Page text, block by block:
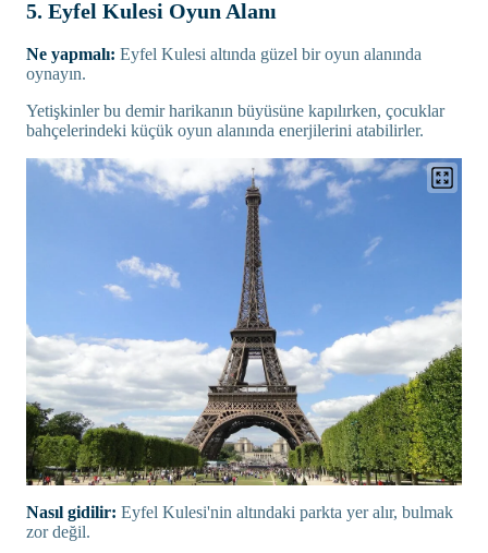
5. Eyfel Kulesi Oyun Alanı
Ne yapmalı: Eyfel Kulesi altında güzel bir oyun alanında
oynayın.
Yetişkinler bu demir harikanın büyüsüne kapılırken, çocuklar
bahçelerindeki küçük oyun alanında enerjilerini atabilirler.
Nasıl gidilir: Eyfel Kulesi'nin altındaki parkta yer alır, bulmak
zor değil.